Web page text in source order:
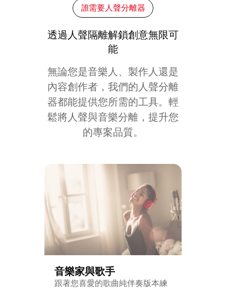
誰需要人聲分離器
透過人聲隔離解鎖創意無限可
能
無論您是音樂人、製作人還是
內容創作者，我們的人聲分離
器都能提供您所需的工具。輕
鬆將人聲與音樂分離，提升您
的專案品質。
音樂家與歌手
跟著您喜愛的歌曲純伴奏版本練